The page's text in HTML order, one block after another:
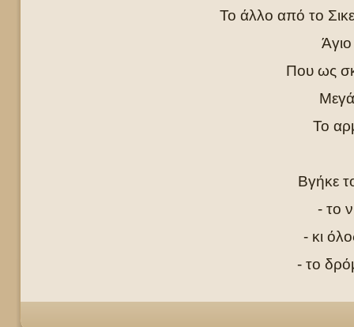
Το άλλο από το
Που ως
Το
Βγήκε
- το
- κι
- το